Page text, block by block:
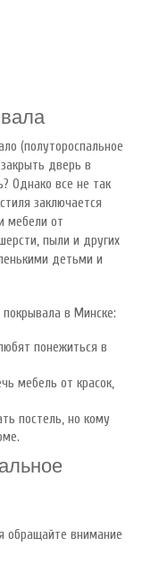
(полутороспальное
дверь в
Однако все не так
заключается
мебели от
пыли и других
детьми и
в Минске:
понежиться в
мебель от красок,
постель, но кому
обращайте внимание